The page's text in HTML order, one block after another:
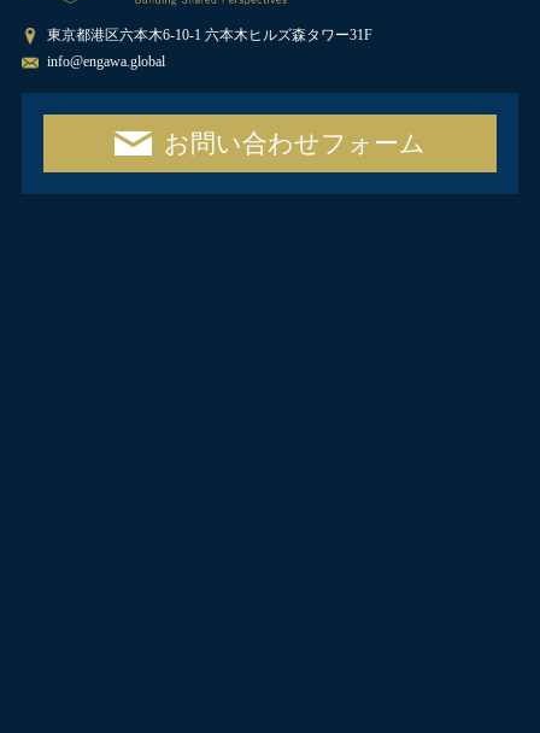
東京都港区六本木6-10-1 六本木ヒルズ森タワー31F
info@engawa.global
お問い合わせフォーム